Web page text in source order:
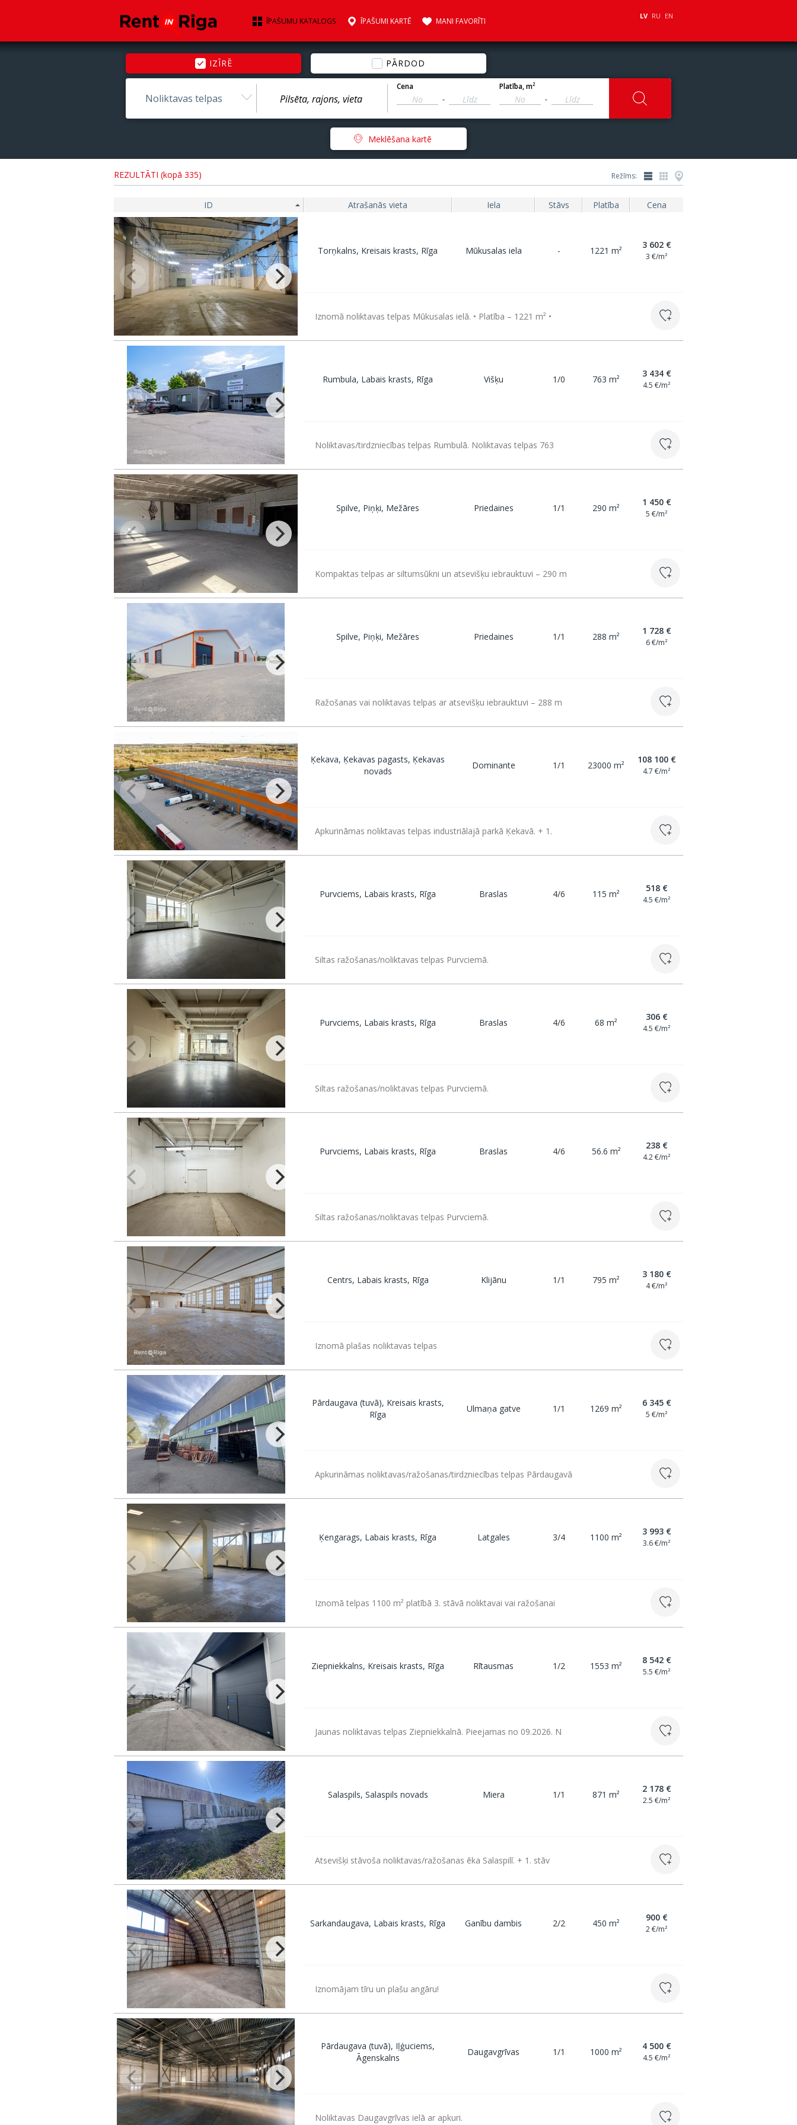
ĪPAŠUMU KATALOGS ĪPAŠUMI KARTĒ MANI FAVORĪTI
LV RU EN
IZĪRĒ PĀRDOD
Noliktavas telpas
Cena
-
Platība, m2
-
Meklēšana kartē
REZULTĀTI (kopā 335) Režīms:
ID Atrašanās vieta Iela Stāvs Platība Cena
Torņkalns, Kreisais krasts, Rīga Mūkusalas iela - 1221 m²
3 602 €
3 €/m²
Iznomā noliktavas telpas Mūkusalas ielā. • Platība – 1221 m² •
Rumbula, Labais krasts, Rīga Višķu 1/0 763 m²
3 434 €
4.5 €/m²
Noliktavas/tirdzniecības telpas Rumbulā. Noliktavas telpas 763
Spilve, Piņķi, Mežāres Priedaines 1/1 290 m²
1 450 €
5 €/m²
Kompaktas telpas ar siltumsūkni un atsevišķu iebrauktuvi – 290 m
Spilve, Piņķi, Mežāres Priedaines 1/1 288 m²
1 728 €
6 €/m²
Ražošanas vai noliktavas telpas ar atsevišķu iebrauktuvi – 288 m
Ķekava, Ķekavas pagasts, Ķekavas
novads
Dominante 1/1 23000 m²
108 100 €
4.7 €/m²
Apkurināmas noliktavas telpas industriālajā parkā Ķekavā. + 1.
Purvciems, Labais krasts, Rīga Braslas 4/6 115 m²
518 €
4.5 €/m²
Siltas ražošanas/noliktavas telpas Purvciemā.
Purvciems, Labais krasts, Rīga Braslas 4/6 68 m²
306 €
4.5 €/m²
Siltas ražošanas/noliktavas telpas Purvciemā.
Purvciems, Labais krasts, Rīga Braslas 4/6 56.6 m²
238 €
4.2 €/m²
Siltas ražošanas/noliktavas telpas Purvciemā.
Centrs, Labais krasts, Rīga Klijānu 1/1 795 m²
3 180 €
4 €/m²
Iznomā plašas noliktavas telpas
Pārdaugava (tuvā), Kreisais krasts,
Rīga
Ulmaņa gatve 1/1 1269 m²
6 345 €
5 €/m²
Apkurināmas noliktavas/ražošanas/tirdzniecības telpas Pārdaugavā
Ķengarags, Labais krasts, Rīga Latgales 3/4 1100 m²
3 993 €
3.6 €/m²
Iznomā telpas 1100 m² platībā 3. stāvā noliktavai vai ražošanai
Ziepniekkalns, Kreisais krasts, Rīga Rītausmas 1/2 1553 m²
8 542 €
5.5 €/m²
Jaunas noliktavas telpas Ziepniekkalnā. Pieejamas no 09.2026. N
Salaspils, Salaspils novads Miera 1/1 871 m²
2 178 €
2.5 €/m²
Atsevišķi stāvoša noliktavas/ražošanas ēka Salaspilī. + 1. stāv
Sarkandaugava, Labais krasts, Rīga Ganību dambis 2/2 450 m²
900 €
2 €/m²
Iznomājam tīru un plašu angāru!
Pārdaugava (tuvā), Iļģuciems,
Āgenskalns
Daugavgrīvas 1/1 1000 m²
4 500 €
4.5 €/m²
Noliktavas Daugavgrīvas ielā ar apkuri.